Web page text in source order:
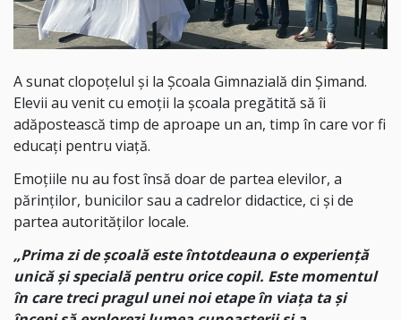
A sunat clopoțelul și la Școala Gimnazială din Șimand.
Elevii au venit cu emoții la școala pregătită să îi
adăpostească timp de aproape un an, timp în care vor fi
educați pentru viață.
Emoțiile nu au fost însă doar de partea elevilor, a
părinților, bunicilor sau a cadrelor didactice, ci și de
partea autorităților locale.
„Prima zi de școală este întotdeauna o experiență
unică și specială pentru orice copil. Este momentul
în care treci pragul unei noi etape în viața ta și